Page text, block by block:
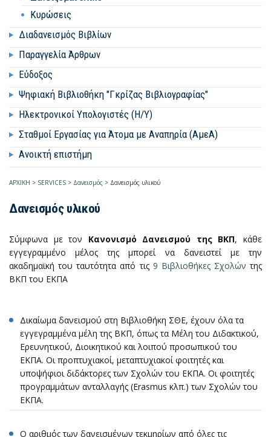
Κυρώσεις
Διαδανεισμός Βιβλίων
Παραγγελία Άρθρων
Εύδοξος
Ψηφιακή Βιβλιοθήκη "Γκρίζας Βιβλιογραφίας"
Ηλεκτρονικοί Υπολογιστές (Η/Υ)
Σταθμοί Εργασίας για Άτομα με Αναπηρία (ΑμεΑ)
Ανοικτή επιστήμη
ΑΡΧΙΚΗ > SERVICES > Δανεισμός > Δανεισμός υλικού
Δανεισμός υλικού
Σύμφωνα με τον Κανονισμό Δανεισμού της ΒΚΠ, κάθε
εγγεγραμμένο μέλος της μπορεί να δανειστεί με την
ακαδημαϊκή του ταυτότητα από τις 9 Βιβλιοθήκες Σχολών της
ΒΚΠ του ΕΚΠΑ
Δικαίωμα δανεισμού στη Βιβλιοθήκη ΣΘΕ, έχουν όλα τα
εγγεγραμμένα μέλη της ΒΚΠ, όπως τα Μέλη του Διδακτικού,
Ερευνητικού, Διοικητικού και λοιπού προσωπικού του
ΕΚΠΑ. Οι προπτυχιακοί, μεταπτυχιακοί φοιτητές και
υποψήφιοι διδάκτορες των Σχολών του ΕΚΠΑ. Οι φοιτητές
προγραμμάτων ανταλλαγής (Erasmus κλπ.) των Σχολών του
ΕΚΠΑ.
Ο αριθμός των δανεισμένων τεκμηρίων από όλες τις